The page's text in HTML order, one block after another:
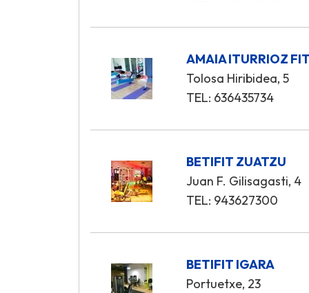
AMAIA ITURRIOZ
Tolosa Hiribidea, 5
TEL: 636435734
BETIFIT ZUATZU
Juan F. Gilisagasti, 4
TEL: 943627300
BETIFIT IGARA
Portuetxe, 23